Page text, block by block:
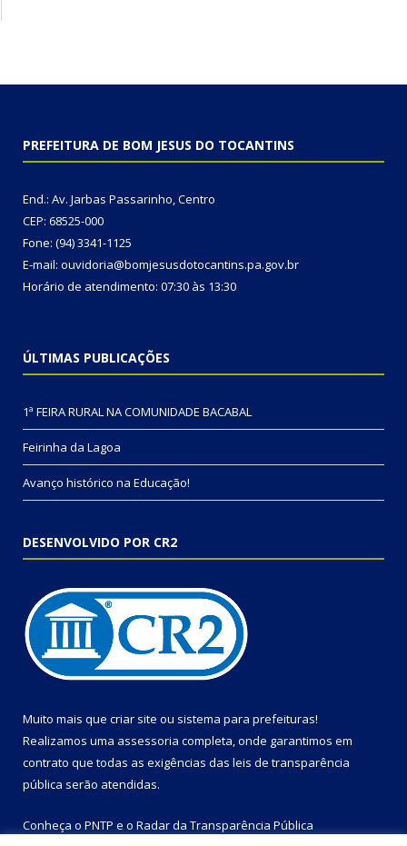
PREFEITURA DE BOM JESUS DO TOCANTINS
End.: Av. Jarbas Passarinho, Centro
CEP: 68525-000
Fone: (94) 3341-1125
E-mail: ouvidoria@bomjesusdotocantins.pa.gov.br
Horário de atendimento: 07:30 às 13:30
ÚLTIMAS PUBLICAÇÕES
1ª FEIRA RURAL NA COMUNIDADE BACABAL
Feirinha da Lagoa
Avanço histórico na Educação!
DESENVOLVIDO POR CR2
Muito mais que criar site ou sistema para prefeituras!
Realizamos uma assessoria completa, onde garantimos em
contrato que todas as exigências das leis de transparência
pública serão atendidas.
Conheça o PNTP e o Radar da Transparência Pública